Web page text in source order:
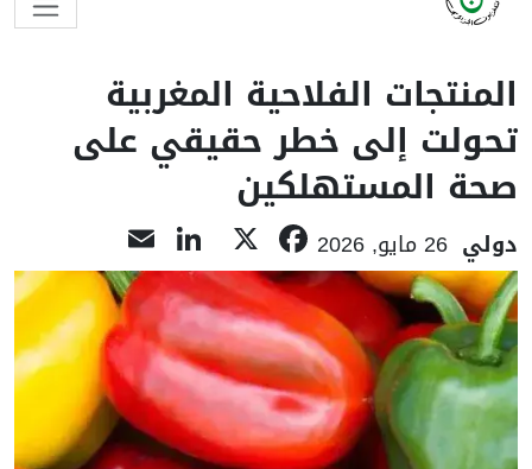
المنتجات الفلاحية المغربية
تحولت إلى خطر حقيقي على
صحة المستهلكين
دولي 26 مايو, 2026 Facebook
LinkedIn